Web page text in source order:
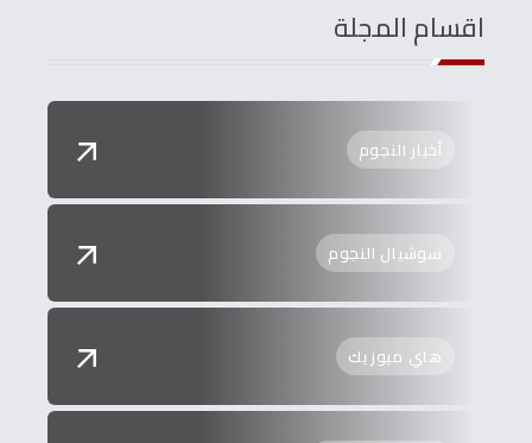
اقسام المجلة
أخبار النجوم
سوشيال النجوم
هاي ميوزيك